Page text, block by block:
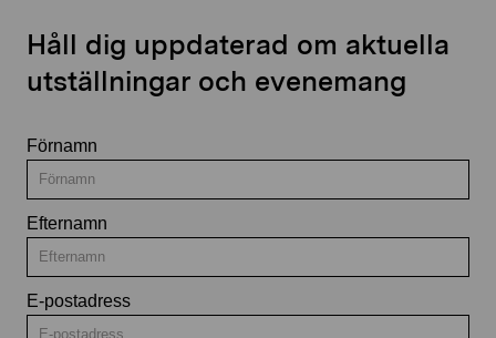
Håll dig uppdaterad om aktuella
utställningar och evenemang
Förnamn
Efternamn
E-postadress